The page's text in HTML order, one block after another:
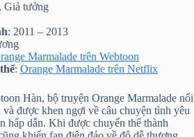
Giả tưởng
: 2011 – 2013
Marmalade trên Webtoon
: Orange Marmalade trên Netflix
Hàn, bộ truyện Orange Marmalade nổi
được khen ngợi về câu chuyện tình yêu
hấp dẫn. Khi được chuyển thể thành